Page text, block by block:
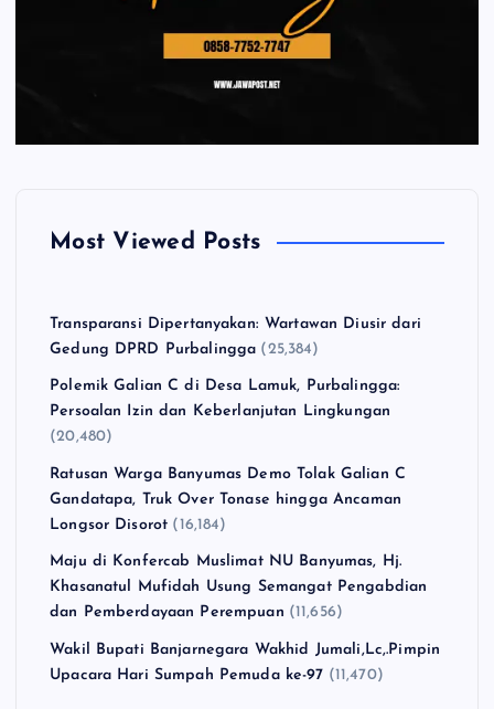
Most Viewed Posts
Transparansi Dipertanyakan: Wartawan Diusir dari
Gedung DPRD Purbalingga (25,384)
Polemik Galian C di Desa Lamuk, Purbalingga:
Persoalan Izin dan Keberlanjutan Lingkungan
(20,480)
Ratusan Warga Banyumas Demo Tolak Galian C
Gandatapa, Truk Over Tonase hingga Ancaman
Longsor Disorot (16,184)
Maju di Konfercab Muslimat NU Banyumas, Hj.
Khasanatul Mufidah Usung Semangat Pengabdian
dan Pemberdayaan Perempuan (11,656)
Wakil Bupati Banjarnegara Wakhid Jumali,Lc,.Pimpin
Upacara Hari Sumpah Pemuda ke-97 (11,470)